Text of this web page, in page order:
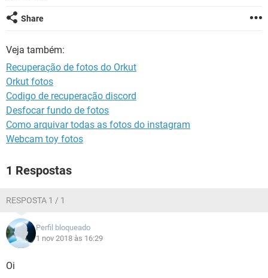
INSTAGRAM
Share
Veja também:
Recuperação de fotos do Orkut
Orkut fotos
Codigo de recuperação discord
Desfocar fundo de fotos
Como arquivar todas as fotos do instagram
Webcam toy fotos
1 Respostas
RESPOSTA 1 / 1
Perfil bloqueado
1 nov 2018 às 16:29
Oi